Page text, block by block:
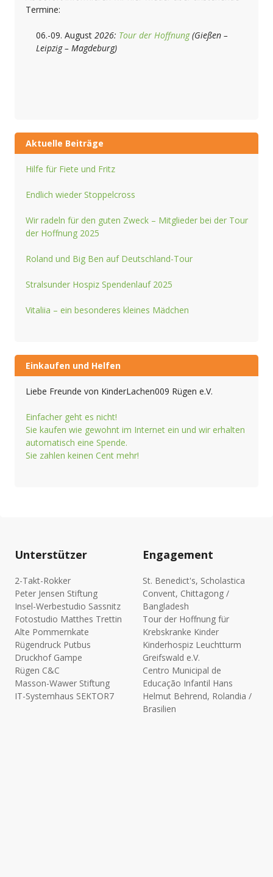
Termine:
06.-09. August 2026: Tour der Hoffnung(Gießen –
Leipzig – Magdeburg)
Aktuelle Beiträge
Hilfe für Fiete und Fritz
Endlich wieder Stoppelcross
Wir radeln für den guten Zweck – Mitglieder bei der Tour
der Hoffnung 2025
Roland und Big Ben auf Deutschland-Tour
Stralsunder Hospiz Spendenlauf 2025
Vitaliia – ein besonderes kleines Mädchen
Einkaufen und Helfen
Liebe Freunde von KinderLachen009 Rügen e.V.
Einfacher geht es nicht!
Sie kaufen wie gewohnt im Internet ein und wir erhalten
automatisch eine Spende.
Sie zahlen keinen Cent mehr!
Unterstützer
2-Takt-Rokker
Peter Jensen Stiftung
Insel-Werbestudio Sassnitz
Fotostudio Matthes Trettin
Alte Pommernkate
Rügendruck Putbus
Druckhof Gampe
Rügen C&C
Masson-Wawer Stiftung
IT-Systemhaus SEKTOR7
Engagement
St. Benedict's, Scholastica
Convent, Chittagong /
Bangladesh
Tour der Hoffnung für
Krebskranke Kinder
Kinderhospiz Leuchtturm
Greifswald e.V.
Centro Municipal de
Educação Infantil Hans
Helmut Behrend, Rolandia /
Brasilien